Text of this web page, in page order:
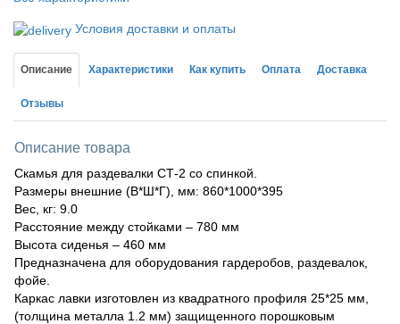
Условия доставки и оплаты
Описание Характеристики Как купить Оплата Доставка
Отзывы
Описание товара
Скамья для раздевалки СТ-2 со спинкой.
Размеры внешние (В*Ш*Г), мм: 860*1000*395
Вес, кг: 9.0
Расстояние между стойками – 780 мм
Высота сиденья – 460 мм
Предназначена для оборудования гардеробов, раздевалок,
фойе.
Каркас лавки изготовлен из квадратного профиля 25*25 мм,
(толщина металла 1.2 мм) защищенного порошковым